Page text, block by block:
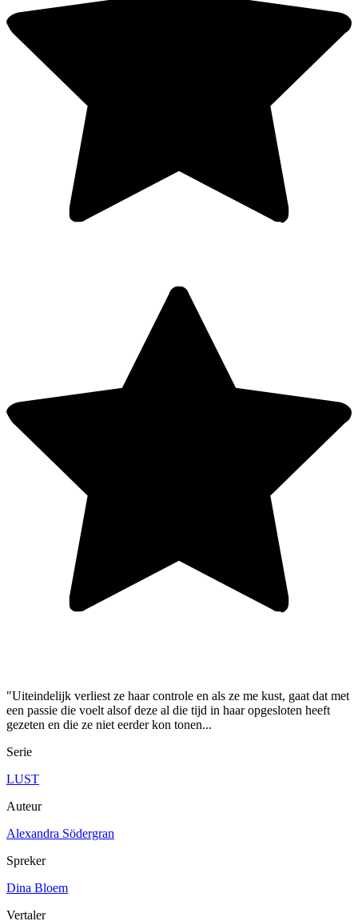
"Uiteindelijk verliest ze haar controle en als ze me kust, gaat dat met
een passie die voelt alsof deze al die tijd in haar opgesloten heeft
gezeten en die ze niet eerder kon tonen...
Serie
LUST
Auteur
Alexandra Södergran
Spreker
Dina Bloem
Vertaler